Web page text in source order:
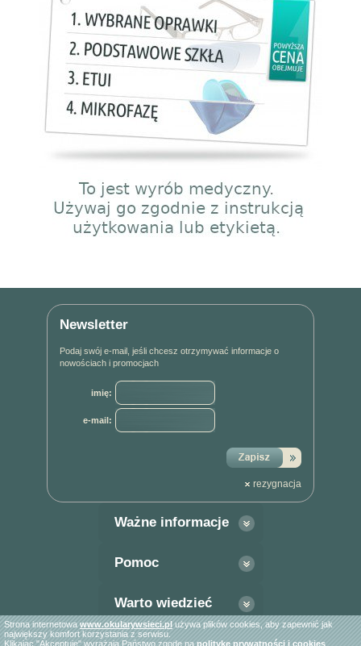
Newsletter
Podaj swój e-mail, jeśli chcesz otrzymywać informacje o
nowościach i promocjach
imię:
e-mail:
rezygnacja
Ważne informacje
Pomoc
Warto wiedzieć
Oprawki męskie Oprawki damskie
Soczewki kontaktowe
Okulary przeciwsłoneczne
Jak kupować WARTO WIEDZIEĆ
Strona internetowawww.okularywsieci.plużywa plików cookies, aby zapewnić jak
największy komfort korzystania z serwisu.
Klikając "Akceptuję" wyrażają Państwo zgodę na politykę prywatności i cookies